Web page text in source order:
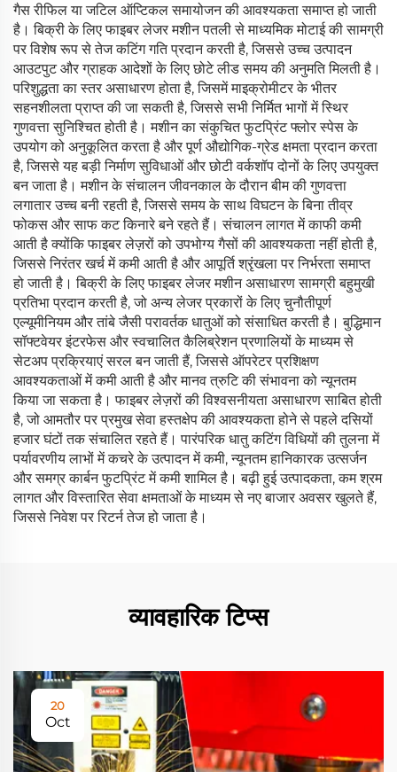
गैस रीफिल या जटिल ऑप्टिकल समायोजन की आवश्यकता समाप्त हो जाती
है। बिक्री के लिए फाइबर लेजर मशीन पतली से माध्यमिक मोटाई की सामग्री
पर विशेष रूप से तेज कटिंग गति प्रदान करती है, जिससे उच्च उत्पादन
आउटपुट और ग्राहक आदेशों के लिए छोटे लीड समय की अनुमति मिलती है।
परिशुद्धता का स्तर असाधारण होता है, जिसमें माइक्रोमीटर के भीतर
सहनशीलता प्राप्त की जा सकती है, जिससे सभी निर्मित भागों में स्थिर
गुणवत्ता सुनिश्चित होती है। मशीन का संकुचित फुटप्रिंट फ्लोर स्पेस के
उपयोग को अनुकूलित करता है और पूर्ण औद्योगिक-ग्रेड क्षमता प्रदान करता
है, जिससे यह बड़ी निर्माण सुविधाओं और छोटी वर्कशॉप दोनों के लिए उपयुक्त
बन जाता है। मशीन के संचालन जीवनकाल के दौरान बीम की गुणवत्ता
लगातार उच्च बनी रहती है, जिससे समय के साथ विघटन के बिना तीव्र
फोकस और साफ कट किनारे बने रहते हैं। संचालन लागत में काफी कमी
आती है क्योंकि फाइबर लेज़रों को उपभोग्य गैसों की आवश्यकता नहीं होती है,
जिससे निरंतर खर्च में कमी आती है और आपूर्ति श्रृंखला पर निर्भरता समाप्त
हो जाती है। बिक्री के लिए फाइबर लेजर मशीन असाधारण सामग्री बहुमुखी
प्रतिभा प्रदान करती है, जो अन्य लेजर प्रकारों के लिए चुनौतीपूर्ण
एल्यूमीनियम और तांबे जैसी परावर्तक धातुओं को संसाधित करती है। बुद्धिमान
सॉफ्टवेयर इंटरफेस और स्वचालित कैलिब्रेशन प्रणालियों के माध्यम से
सेटअप प्रक्रियाएं सरल बन जाती हैं, जिससे ऑपरेटर प्रशिक्षण
आवश्यकताओं में कमी आती है और मानव त्रुटि की संभावना को न्यूनतम
किया जा सकता है। फाइबर लेज़रों की विश्वसनीयता असाधारण साबित होती
है, जो आमतौर पर प्रमुख सेवा हस्तक्षेप की आवश्यकता होने से पहले दसियों
हजार घंटों तक संचालित रहते हैं। पारंपरिक धातु कटिंग विधियों की तुलना में
पर्यावरणीय लाभों में कचरे के उत्पादन में कमी, न्यूनतम हानिकारक उत्सर्जन
और समग्र कार्बन फुटप्रिंट में कमी शामिल है। बढ़ी हुई उत्पादकता, कम श्रम
लागत और विस्तारित सेवा क्षमताओं के माध्यम से नए बाजार अवसर खुलते हैं,
जिससे निवेश पर रिटर्न तेज हो जाता है।
व्यावहारिक टिप्स
20
Oct